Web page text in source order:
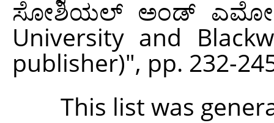
ಸೋಶಿಯಲ್ ಅಂಡ್
University and
publisher)", pp. 232-
This list was